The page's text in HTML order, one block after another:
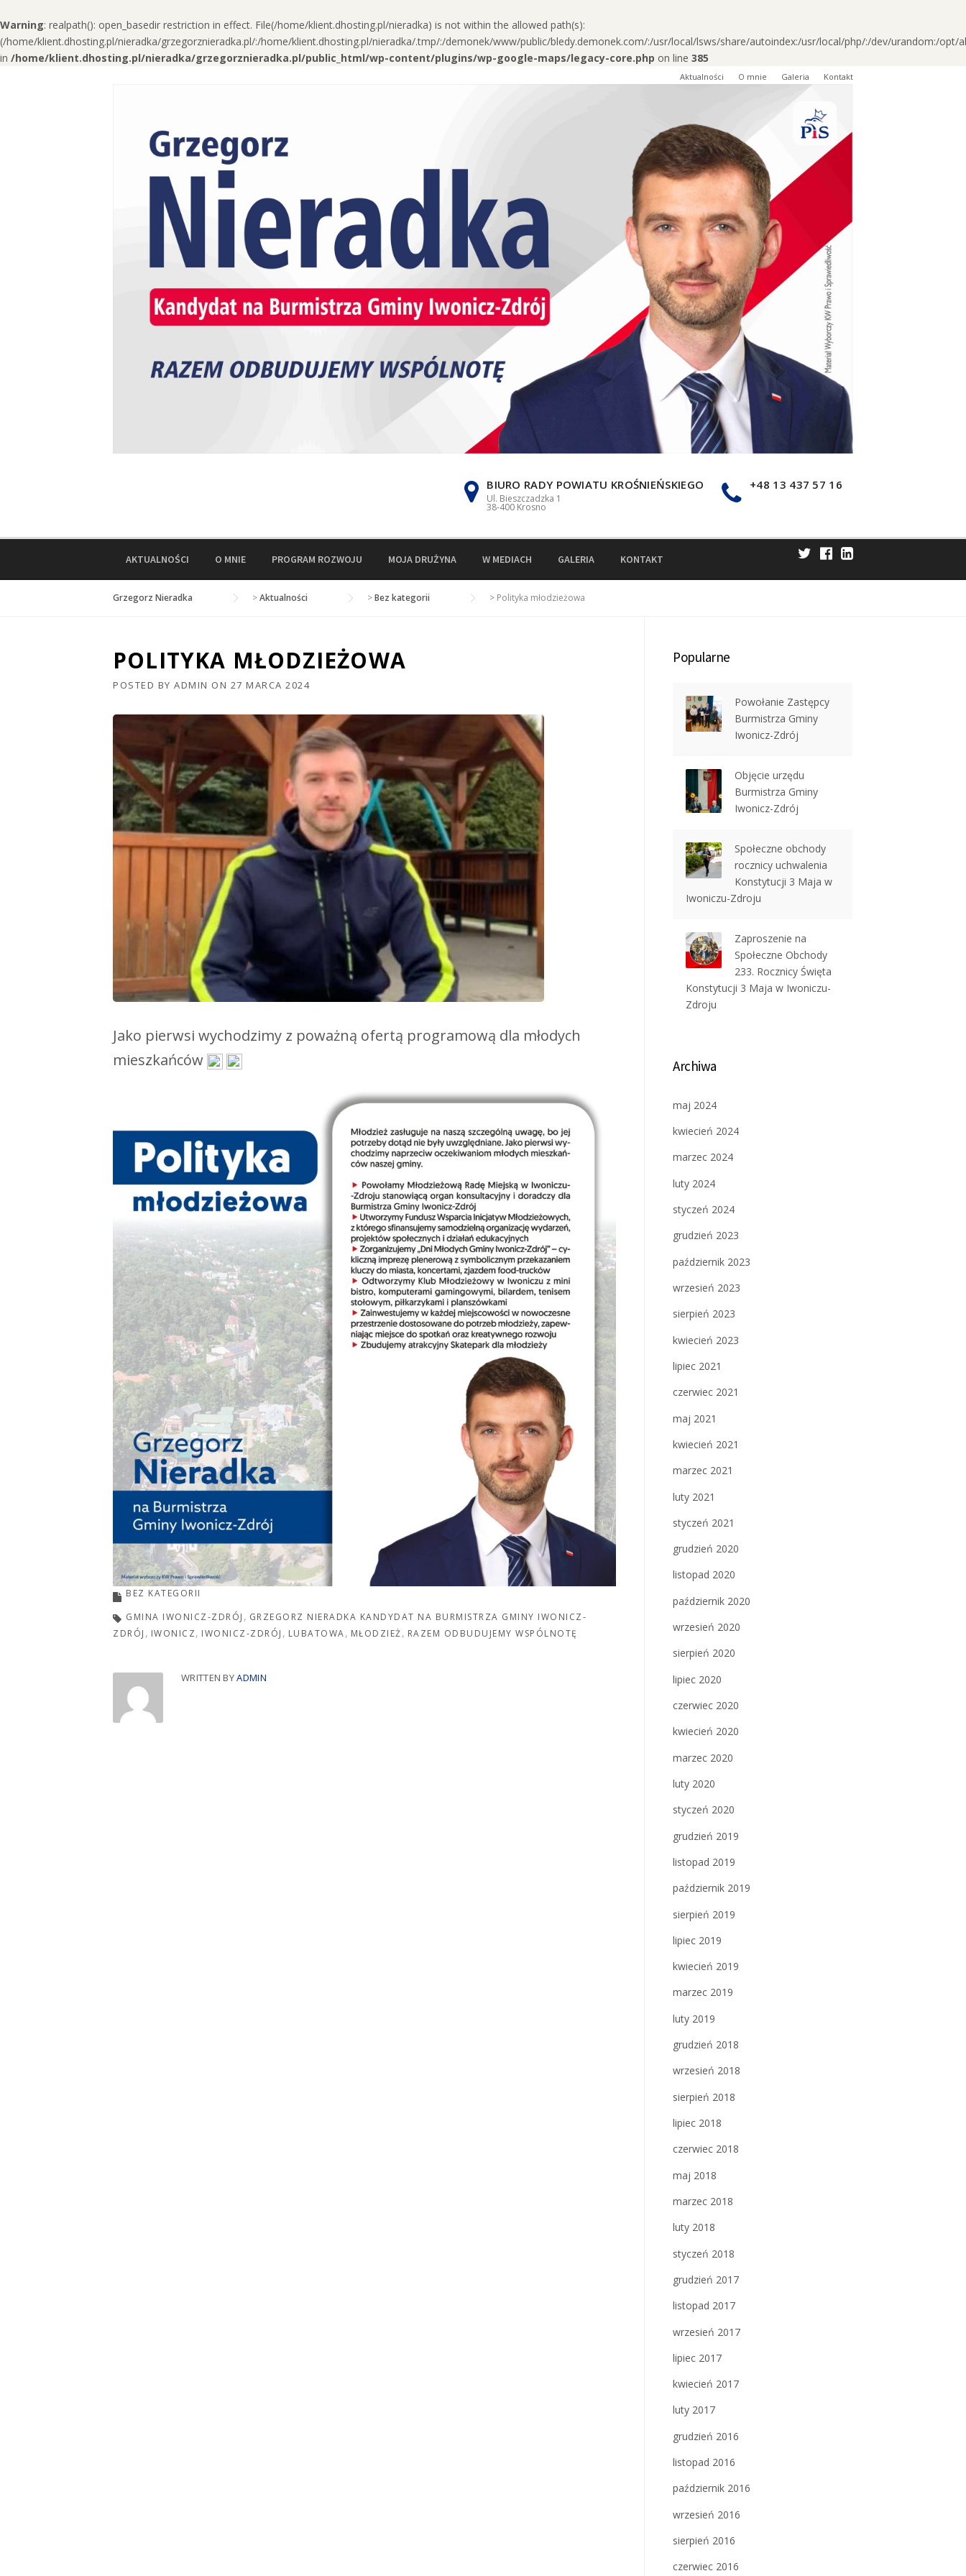
Warning: realpath(): open_basedir restriction in effect. File(/home/klient.dhosting.pl/nieradka) is not within the allowed path(s):
(/home/klient.dhosting.pl/nieradka/grzegorznieradka.pl/:/home/klient.dhosting.pl/nieradka/.tmp/:/demonek/www/public/bledy.demonek.com/:/usr/local/lsws/share/autoindex:/usr/local/php/:/dev/urandom:/
in /home/klient.dhosting.pl/nieradka/grzegorznieradka.pl/public_html/wp-content/plugins/wp-google-maps/legacy-core.php on line 385
Aktualności O mnie Galeria Kontakt
BIURO RADY POWIATU KROŚNIEŃSKIEGO
Ul. Bieszczadzka 1
38-400 Krosno
+48 13 437 57 16
AKTUALNOŚCI O MNIE PROGRAM ROZWOJU MOJA DRUŻYNA W MEDIACH GALERIA KONTAKT
Grzegorz Nieradka >Aktualności >Bez kategorii > Polityka młodzieżowa
POLITYKA MŁODZIEŻOWA
POSTED BY ADMIN ON 27 MARCA 2024
Jako pierwsi wychodzimy z poważną ofertą programową dla młodych
mieszkańców
BEZ KATEGORII
GMINA IWONICZ-ZDRÓJ
GRZEGORZ NIERADKA KANDYDAT NA BURMISTRZA GMINY IWONICZ-
ZDRÓJ
IWONICZ IWONICZ-ZDRÓJ LUBATOWA MŁODZIEŻ RAZEM ODBUDUJEMY WSPÓLNOTĘ
WRITTEN BYADMIN
Popularne
Powołanie Zastępcy
Burmistrza Gminy
Iwonicz-Zdrój
Objęcie urzędu
Burmistrza Gminy
Iwonicz-Zdrój
Społeczne obchody
rocznicy uchwalenia
Konstytucji 3 Maja w
Iwoniczu-Zdroju
Zaproszenie na
Społeczne Obchody
233. Rocznicy Święta
Konstytucji 3 Maja w Iwoniczu-
Zdroju
Archiwa
maj 2024
kwiecień 2024
marzec 2024
luty 2024
styczeń 2024
grudzień 2023
październik 2023
wrzesień 2023
sierpień 2023
kwiecień 2023
lipiec 2021
czerwiec 2021
maj 2021
kwiecień 2021
marzec 2021
luty 2021
styczeń 2021
grudzień 2020
listopad 2020
październik 2020
wrzesień 2020
sierpień 2020
lipiec 2020
czerwiec 2020
kwiecień 2020
marzec 2020
luty 2020
styczeń 2020
grudzień 2019
listopad 2019
październik 2019
sierpień 2019
lipiec 2019
kwiecień 2019
marzec 2019
luty 2019
grudzień 2018
wrzesień 2018
sierpień 2018
lipiec 2018
czerwiec 2018
maj 2018
marzec 2018
luty 2018
styczeń 2018
grudzień 2017
listopad 2017
wrzesień 2017
lipiec 2017
kwiecień 2017
luty 2017
grudzień 2016
listopad 2016
październik 2016
wrzesień 2016
sierpień 2016
czerwiec 2016